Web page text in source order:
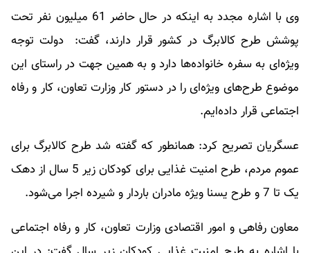
وی با اشاره مجدد به اینکه در حال حاضر 61 میلیون نفر تحت
پوشش طرح کالابرگ در کشور قرار دارند، گفت: دولت توجه
ویژه‌ای به سفره خانواده‌ها دارد و به همین جهت در راستای این
موضوع طرح‌های ویژه‌ای را در دستور کار وزارت تعاون، کار و رفاه
اجتماعی قرار داده‌ایم.
عسگریان تصریح کرد: همانطور که گفته شد طرح کالابرگ برای
عموم مردم، طرح امنیت غذایی برای کودکان زیر 5 سال از دهک
یک تا 7 و طرح یسنا ویژه مادران باردار و شیرده اجرا می‌شود.
معاون رفاهی و امور اقتصادی وزارت تعاون، کار و رفاه اجتماعی